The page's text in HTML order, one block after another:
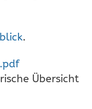
.
Übersicht